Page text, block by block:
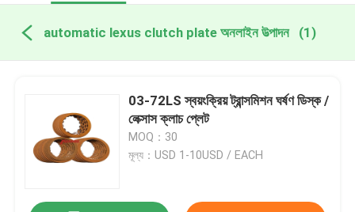
automatic lexus clutch plate অনলাইন উত্পাদন (1)
03-72LS স্বয়ংক্রিয় ট্রান্সমিশন ঘর্ষণ ডিস্ক /
লেক্সাস ক্লাচ প্লেট
MOQ：30
মূল্য：USD 1-10USD / EACH